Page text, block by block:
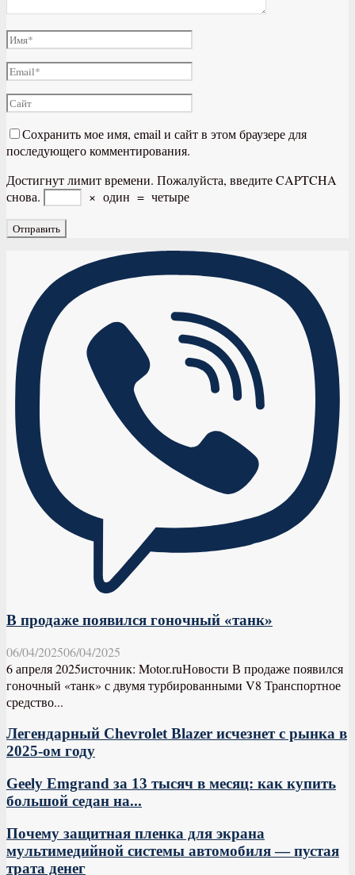
Сохранить мое имя, email и сайт в этом браузере для
последующего комментирования.
Достигнут лимит времени. Пожалуйста, введите CAPTCHA
снова.
× один = четыре
В продаже появился гоночный «танк»
06/04/202506/04/2025
6 апреля 2025источник: Motor.ruНовости В продаже появился
гоночный «танк» с двумя турбированными V8 Транспортное
средство...
Легендарный Chevrolet Blazer исчезнет с рынка в
2025-ом году
Geely Emgrand за 13 тысяч в месяц: как купить
большой седан на...
Почему защитная пленка для экрана
мультимедийной системы автомобиля — пустая
трата денег